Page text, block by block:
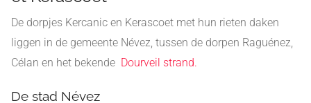
De dorpjes Kercanic en Kerascoet met hun rieten daken
liggen in de gemeente Névez, tussen de dorpen Raguénez,
Célan en het bekende Dourveil strand.
De stad Névez